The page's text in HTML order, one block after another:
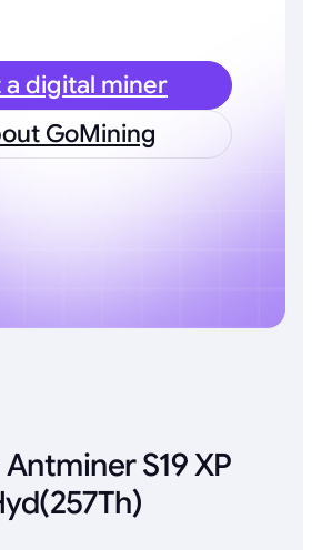
a digital miner
GoMining
S19 XP